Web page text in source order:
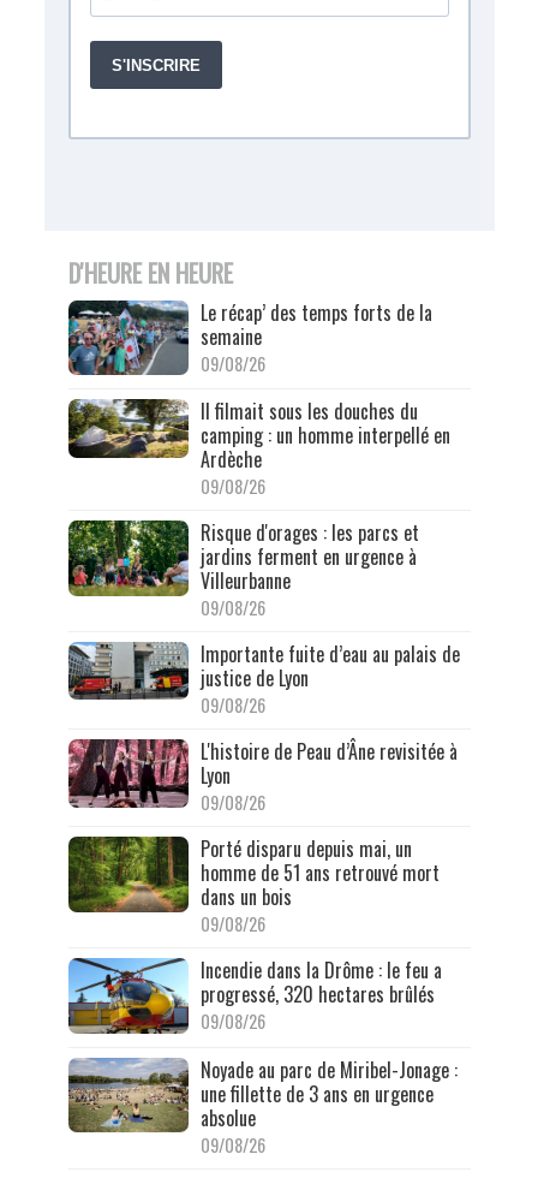
D'HEURE EN HEURE
Le récap’ des temps forts de la
semaine
09/08/26
Il filmait sous les douches du
camping : un homme interpellé en
Ardèche
09/08/26
Risque d'orages : les parcs et
jardins ferment en urgence à
Villeurbanne
09/08/26
Importante fuite d’eau au palais de
justice de Lyon
09/08/26
L'histoire de Peau d’Âne revisitée à
Lyon
09/08/26
Porté disparu depuis mai, un
homme de 51 ans retrouvé mort
dans un bois
09/08/26
Incendie dans la Drôme : le feu a
progressé, 320 hectares brûlés
09/08/26
Noyade au parc de Miribel-Jonage :
une fillette de 3 ans en urgence
absolue
09/08/26